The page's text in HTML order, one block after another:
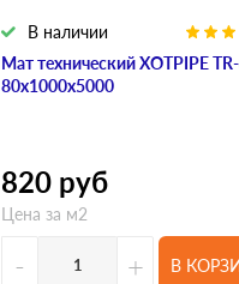
Мат технический XOTPIPE
80х1000х5000
В наличии
820 руб
Цена за м2
- + В